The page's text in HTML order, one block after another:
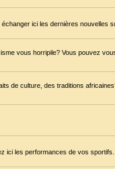
ici les dernières nouvelles
vous horripile? Vous pouvez
de culture, des traditions
ici les performances de vos